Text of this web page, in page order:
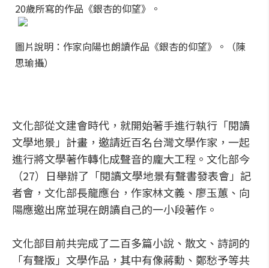
20歲所寫的作品《銀杏的仰望》。
圖片說明：作家向陽也朗讀作品《銀杏的仰望》。（陳
思瑜攝）
文化部從文建會時代，就開始著手進行執行「閱讀
文學地景」計畫，邀請近百名台灣文學作家，一起
進行將文學著作轉化成聲音的龐大工程。文化部今
（27）日舉辦了「閱讀文學地景有聲書發表會」記
者會，文化部長龍應台，作家林文義、廖玉蕙、向
陽應邀出席並現在朗讀自己的一小段著作。
文化部目前共完成了二百多篇小說、散文、詩詞的
「有聲版」文學作品，其中有像蔣勳、鄭愁予等共